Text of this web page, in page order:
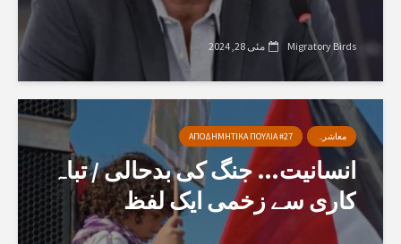
Migratory Birds مئی 28, 2024
معاشرہ ΑΠΟΔΗΜΗΤΙΚΑ ΠΟΥΛΙΑ #27
انسانیت… جنگ کی بدحالی / تباہ
کاری سے زخمی ایک لفظ